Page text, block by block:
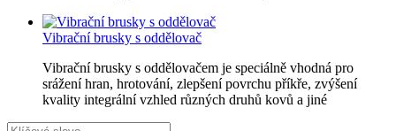
Vibrační brusky s oddělovač
Vibrační brusky s oddělovačem je speciálně vhodná pro
srážení hran, hrotování, zlepšení povrchu příkře, zvýšení
kvality integrální vzhled různých druhů kovů a jiné